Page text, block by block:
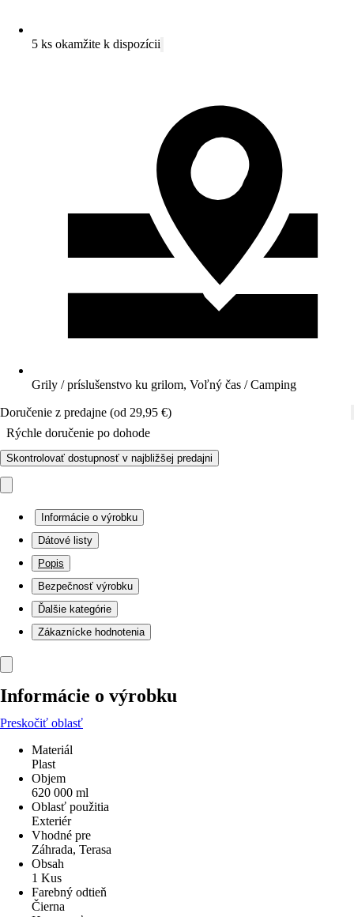
5 ks okamžite k dispozícii
Grily / príslušenstvo ku grilom, Voľný čas / Camping
Doručenie z predajne (od 29,95 €)
Rýchle doručenie po dohode
Skontrolovať dostupnosť v najbližšej predajni
Informácie o výrobku
Dátové listy
Popis
Bezpečnosť výrobku
Ďalšie kategórie
Zákaznícke hodnotenia
Informácie o výrobku
Preskočiť oblasť
Materiál
Plast
Objem
620 000 ml
Oblasť použitia
Exteriér
Vhodné pre
Záhrada, Terasa
Obsah
1 Kus
Farebný odtieň
Čierna